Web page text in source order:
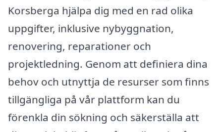
Korsberga hjälpa dig med en rad olika
uppgifter, inklusive nybyggnation,
renovering, reparationer och
projektledning. Genom att definiera dina
behov och utnyttja de resurser som finns
tillgängliga på vår plattform kan du
förenkla din sökning och säkerställa att